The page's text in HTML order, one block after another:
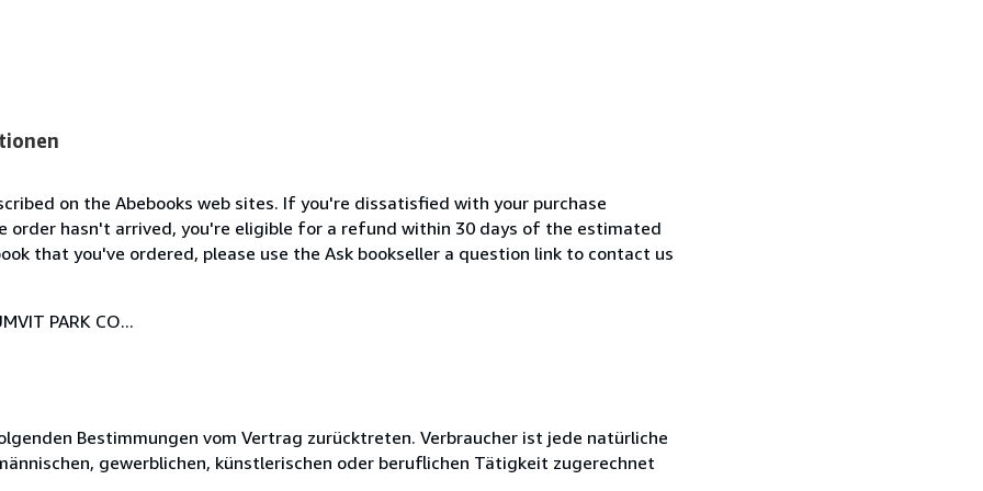
on the Abebooks web sites. If you're dissatisfied with your purchase
order hasn't arrived, you're eligible for a refund within 30 days of the estimated
that you've ordered, please use the Ask bookseller a question link to contact us
PARK CO...
Bestimmungen vom Vertrag zurücktreten. Verbraucher ist jede natürliche
gewerblichen, künstlerischen oder beruflichen Tätigkeit zugerechnet